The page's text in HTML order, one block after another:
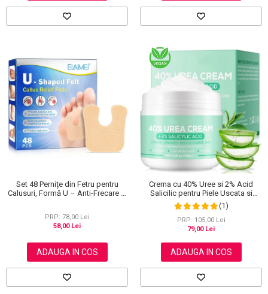
Set 48 Pernițe din Fetru pentru
Calusuri, Formă U – Anti-Frecare și
PRP: 78,00 Lei
58,00 Lei
ADAUGA IN COS
Crema cu 40% Uree si 2% Acid
Salicilic pentru Piele Uscata si
Crapata – Ingrijire Picioare si Maini,
150 g
(1)
PRP: 105,00 Lei
79,00 Lei
ADAUGA IN COS